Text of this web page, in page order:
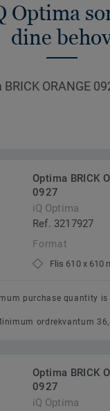
Optima
dine
ORANGE
Optima BRICK
0927
iQ Optima
Ref. 3217927
Format
Flis 610 x 610
purchase quantity is
ordrekvantum
Optima BRICK
0927
iQ Optima